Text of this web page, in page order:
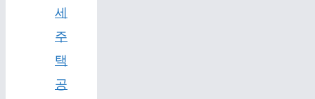
세
주
택
공